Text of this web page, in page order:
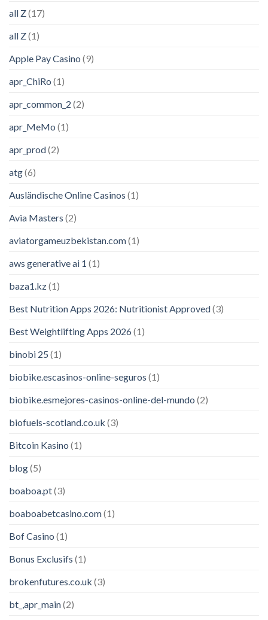
all Z(17)
all Z(1)
Apple Pay Casino (9)
apr_ChiRo (1)
apr_common_2 (2)
apr_MeMo (1)
apr_prod(2)
atg(6)
Ausländische Online Casinos (1)
Avia Masters (2)
aviatorgameuzbekistan.com(1)
aws generative ai 1 (1)
baza1.kz(1)
Best Nutrition Apps 2026: Nutritionist Approved(3)
Best Weightlifting Apps 2026(1)
binobi 25 (1)
biobike.escasinos-online-seguros (1)
biobike.esmejores-casinos-online-del-mundo (2)
biofuels-scotland.co.uk (3)
Bitcoin Kasino (1)
blog(5)
boaboa.pt(3)
boaboabetcasino.com(1)
Bof Casino (1)
Bonus Exclusifs (1)
brokenfutures.co.uk (3)
bt_,apr_main(2)